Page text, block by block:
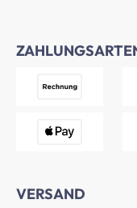
VERSAND